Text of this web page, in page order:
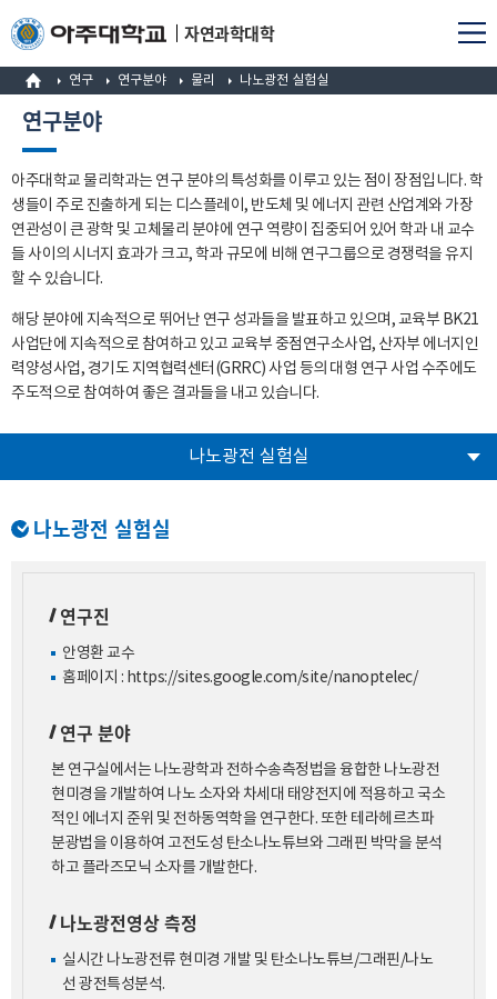
자연과학대학
연구 연구분야 물리 나노광전 실험실
연구분야
아주대학교 물리학과는 연구 분야의 특성화를 이루고 있는 점이 장점입니다. 학
생들이 주로 진출하게 되는 디스플레이, 반도체 및 에너지 관련 산업계와 가장
연관성이 큰 광학 및 고체물리 분야에 연구 역량이 집중되어 있어 학과 내 교수
들 사이의 시너지 효과가 크고, 학과 규모에 비해 연구그룹으로 경쟁력을 유지
할 수 있습니다.
해당 분야에 지속적으로 뛰어난 연구 성과들을 발표하고 있으며, 교육부 BK21
사업단에 지속적으로 참여하고 있고 교육부 중점연구소사업, 산자부 에너지인
력양성사업, 경기도 지역협력센터(GRRC) 사업 등의 대형 연구 사업 수주에도
주도적으로 참여하여 좋은 결과들을 내고 있습니다.
나노광전 실험실
나노광전 실험실
연구진
안영환 교수
홈페이지 : https://sites.google.com/site/nanoptelec/
연구 분야
본 연구실에서는 나노광학과 전하수송측정법을 융합한 나노광전
현미경을 개발하여 나노 소자와 차세대 태양전지에 적용하고 국소
적인 에너지 준위 및 전하동역학을 연구한다. 또한 테라헤르츠파
분광법을 이용하여 고전도성 탄소나노튜브와 그래핀 박막을 분석
하고 플라즈모닉 소자를 개발한다.
나노광전영상 측정
실시간 나노광전류 현미경 개발 및 탄소나노튜브/그래핀/나노
선 광전특성분석.